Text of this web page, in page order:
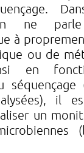
on ne
à
ou de
en
séquençage
il
un